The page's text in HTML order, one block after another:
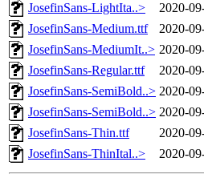
JosefinSans-LightIta..>
2020-
JosefinSans-Medium.ttf
2020-
JosefinSans-MediumIt..> 2020-
JosefinSans-Regular.ttf
2020-
JosefinSans-SemiBold..> 2020-
JosefinSans-SemiBold..> 2020-
JosefinSans-Thin.ttf
2020-
JosefinSans-ThinItal..>
2020-